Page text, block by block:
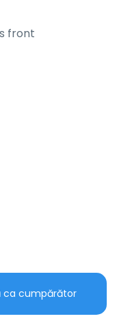
front
ca cumpărător